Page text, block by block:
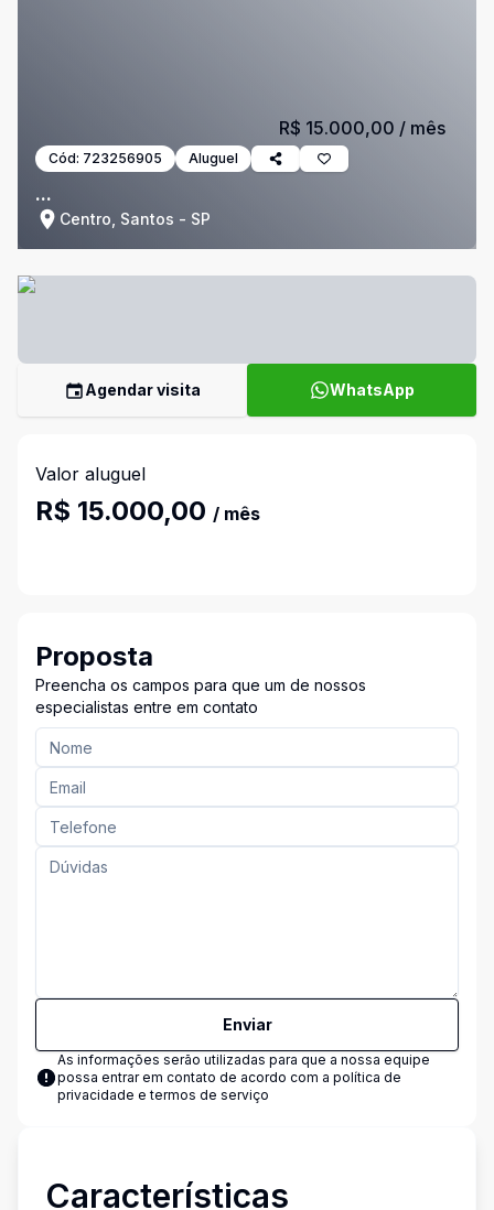
Cód: 723256905 Aluguel
...
Centro, Santos - SP
R$ 15.000,00 / mês
Agendar visita WhatsApp
Valor aluguel
R$ 15.000,00 / mês
Proposta
Preencha os campos para que um de nossos
especialistas entre em contato
Enviar
As informações serão utilizadas para que a nossa equipe
possa entrar em contato de acordo com a política de
privacidade e termos de serviço
Características